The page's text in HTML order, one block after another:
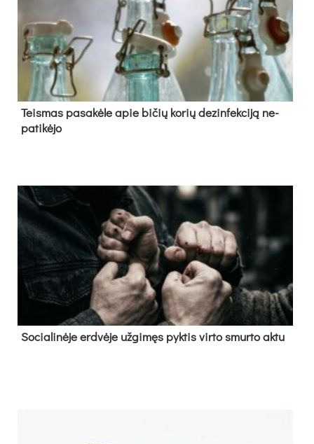
Teis­mas pa­sa­kė­le apie bi­čių ko­rių de­zin­fek­ci­ją ne­
pa­ti­kė­jo
So­cia­li­nė­je erd­vė­je už­gi­męs pyk­tis vir­to smur­to ak­tu